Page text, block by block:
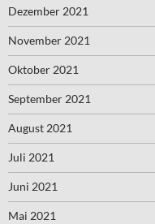
Dezember 2021
November 2021
Oktober 2021
September 2021
August 2021
Juli 2021
Juni 2021
Mai 2021